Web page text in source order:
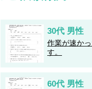
30代 男性
作業が速か
す。
60代 男性